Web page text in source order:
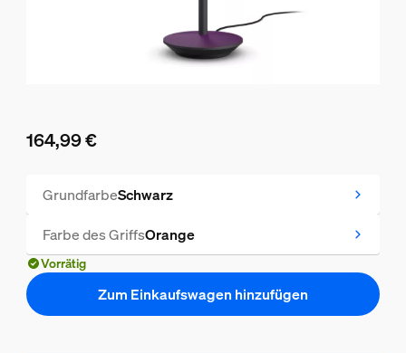
164,99 €
GrundfarbeSchwarz
Farbe des GriffsOrange
Vorrätig
Zum Einkaufswagen hinzufügen